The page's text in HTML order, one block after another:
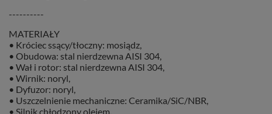
----------
MATERIAŁY
• Króciec ssący/tłoczny: mosiądz,
• Obudowa: stal nierdzewna AISI 304,
• Wał i rotor: stal nierdzewna AISI 304,
• Wirnik: noryl,
• Dyfuzor: noryl,
• Uszczelnienie mechaniczne: Ceramika/SiC/NBR,
• Silnik chłodzony olejem.